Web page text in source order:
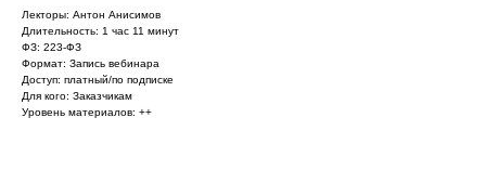
Лекторы: Антон Анисимов
Длительность: 1 час 11 минут
ФЗ: 223-ФЗ
Формат: Запись вебинара
Доступ: платный/по подписке
Для кого: Заказчикам
Уровень материалов: ++